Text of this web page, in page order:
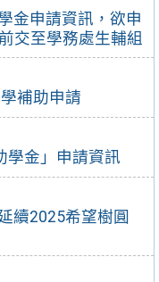
金申請資訊，欲申
交至學務處生輔組
補助申請
學金」申請資訊
續2025希望樹圓